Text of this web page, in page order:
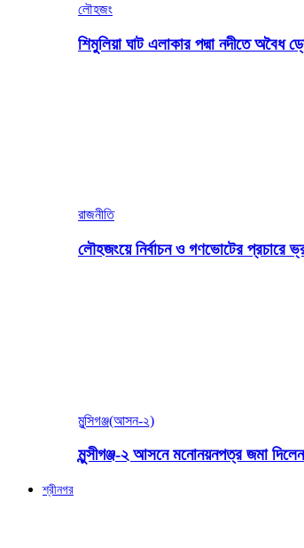
লৌহজং
শিমুলিয়া ঘাট এলাকার পদ্মা নদীতে
রাজনীতি
লৌহজংয়ে নির্বাচন ও গণভোটের প্রচারে
মুন্সিগঞ্জ(আসন-২)
মুন্সীগঞ্জ-২ আসনে মনোনয়নপত্র জমা
শ্রীনগর